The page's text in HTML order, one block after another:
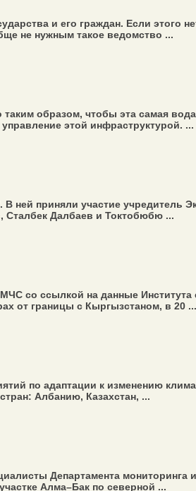
и его граждан. Если этого
не нужным такое ведомство ...
образом, чтобы эта самая
этой инфраструктурой. ...
ней приняли участие учредитель
Далбаев и Токтобюбю ...
со ссылкой на данные
от границы с Кыргызстаном, в 20 ...
по адаптации к изменению
Албанию, Казахстан, ...
Департамента мониторинга
Алма–Бак по северной ...